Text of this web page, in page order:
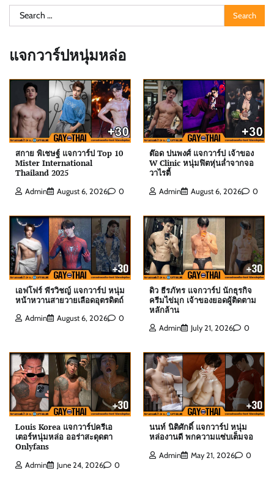
Search
for:
แจกวาร์ปหนุ่มหล่อ
สกาย พิเชษฐ์ แจกวาร์ป Top 10
Mister International
Thailand 2025
Admin August 6, 2026 0
ต๊อด ปนพงศ์ แจกวาร์ป เจ้าของ
W Clinic หนุ่มฟิตหุ่นล่ำจากจอ
วาไรตี้
Admin August 6, 2026 0
เอฟโฟร์ พีรวิชญ์ แจกวาร์ป หนุ่ม
หน้าหวานสายวายเลือดอุตรดิตถ์
Admin August 6, 2026 0
ดิว ธีรภัทร แจกวาร์ป นักธุรกิจ
ครีมไข่มุก เจ้าของยอดผู้ติดตาม
หลักล้าน
Admin July 21, 2026 0
Louis Korea แจกวาร์ปครีเอ
เตอร์หนุ่มหล่อ ออร่าสะดุดตา
Onlyfans
Admin June 24, 2026 0
นนท์ นิติศักดิ์ แจกวาร์ป หนุ่ม
หล่องานดี พกความแซ่บเต็มจอ
Admin May 21, 2026 0
ต๊อด ปนพงศ์ แจกวาร์ป เจ้าของ W Clinic หนุ่มฟิตหุ่น
ล่ำจากจอวาไรตี้
เอฟโฟร์ พีรวิชญ์ แจกวาร์ป หนุ่มหน้าหวานสายวาย
เลือดอุตรดิตถ์
Admin August 6, 2026
ดิว ธีรภัทร แจกวาร์ป นักธุรกิจครีมไข่มุก เจ้าของ
Admin July 21, 2026 0
สกาย พิเชษฐ์ แจกวาร์ป Top 10 Mister
International Thailand 2025
Admin August 6, 2026 0